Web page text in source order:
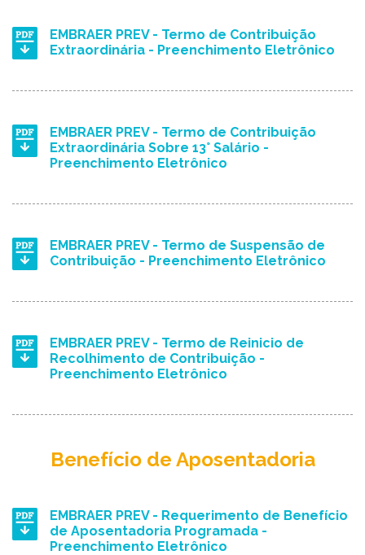
EMBRAER PREV - Termo de Contribuição
Extraordinária - Preenchimento Eletrônico
EMBRAER PREV - Termo de Contribuição
Extraordinária Sobre 13° Salário -
Preenchimento Eletrônico
EMBRAER PREV - Termo de Suspensão de
Contribuição - Preenchimento Eletrônico
EMBRAER PREV - Termo de Reinicio de
Recolhimento de Contribuição -
Preenchimento Eletrônico
Benefício de Aposentadoria
EMBRAER PREV - Requerimento de Benefício
de Aposentadoria Programada -
Preenchimento Eletrônico